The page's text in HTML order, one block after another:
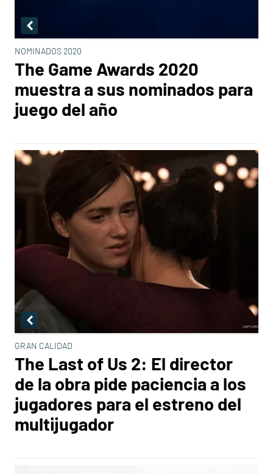
NOMINADOS 2020
The Game Awards 2020
muestra a sus nominados para
juego del año
GRAN CALIDAD
The Last of Us 2: El director
de la obra pide paciencia a los
jugadores para el estreno del
multijugador